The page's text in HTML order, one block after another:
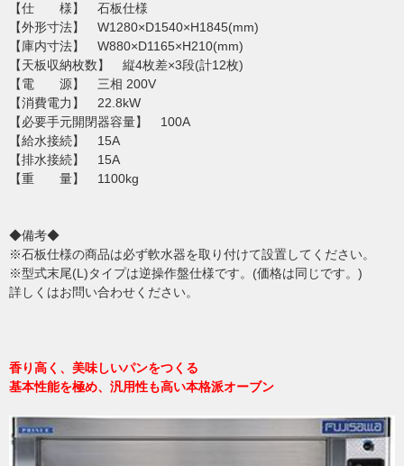
【仕 様】 石板仕様
【外形寸法】 W1280×D1540×H1845(mm)
【庫内寸法】 W880×D1165×H210(mm)
【天板収納枚数】 縦4枚差×3段(計12枚)
【電 源】 三相 200V
【消費電力】 22.8kW
【必要手元開閉器容量】 100A
【給水接続】 15A
【排水接続】 15A
【重 量】 1100kg
◆備考◆
※石板仕様の商品は必ず軟水器を取り付けて設置してください。
※型式末尾(L)タイプは逆操作盤仕様です。(価格は同じです。)
詳しくはお問い合わせください。
香り高く、美味しいパンをつくる
基本性能を極め、汎用性も高い本格派オーブン